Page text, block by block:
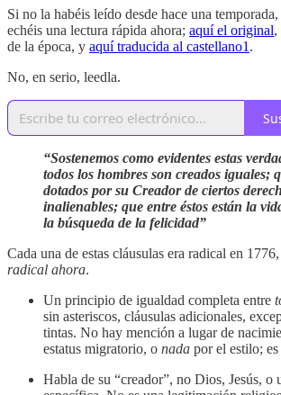
Si no la habéis leído desde hace una
echéis una lectura rápida ahora; aquí el original,
de la época, y aquí traducida al castellano1 .
No, en serio, leedla.
“Sostenemos como evidentes estas
todos los hombres son creados iguales;
dotados por su Creador de ciertos
inalienables; que entre éstos están la
la búsqueda de la felicidad”
Cada una de estas cláusulas era radical en
radical ahora.
Un principio de igualdad completa entre
sin asteriscos, cláusulas adicionales,
tintas. No hay mención a lugar de
estatus migratorio, o nada por el estilo; es
Habla de su “creador”, no Dios, Jesús, o